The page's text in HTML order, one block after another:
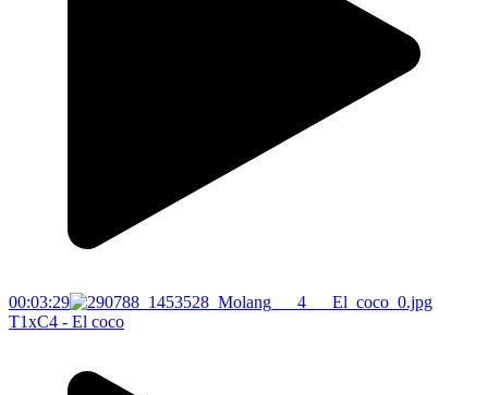
00:03:29
T1xC4 - El coco